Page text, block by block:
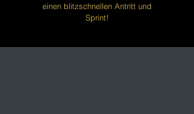
einen blitzschnellen Antritt und
Sprint!